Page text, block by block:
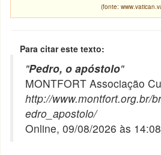
(fonte:
Para citar este texto:
"Pedro, o apóstolo"
MONTFORT Associação
http://www.montfort.org.br/
edro_apostolo/
Online, 09/08/2026 às